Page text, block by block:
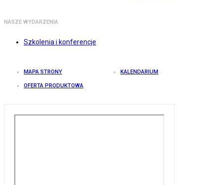
NASZE WYDARZENIA
Szkolenia i konferencje
MAPA STRONY KALENDARIUM
OFERTA PRODUKTOWA